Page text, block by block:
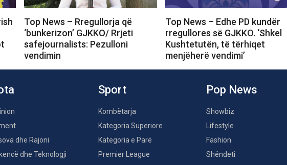
Top News – Rregullorja që
‘bunkerizon’ GJKKO/ Rrjeti
safejournalists: Pezulloni
vendimin
Top News – Edhe PD kundër
rregullores së GJKKO. ‘Shkel
Kushtetutën, të tërhiqet
menjëherë vendimi’
dhe Rajoni
dhe Teknologji
Sport
Kombëtarja
Kategoria Superiore
Kategoria e Parë
Premier League
Pop News
Showbiz
Lifestyle
Fashion
Shëndeti